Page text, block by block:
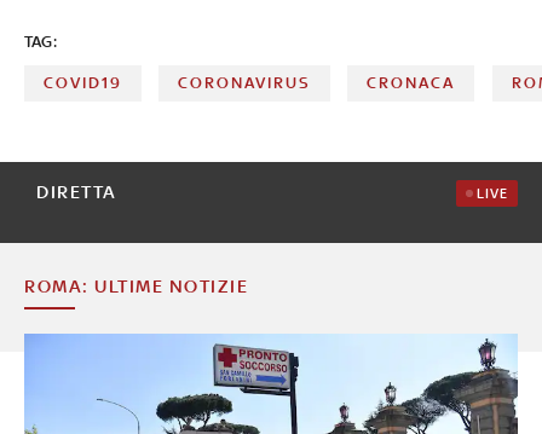
TAG:
COVID19 CORONAVIRUS CRONACA
DIRETTA LIVE
ROMA: ULTIME NOTIZIE